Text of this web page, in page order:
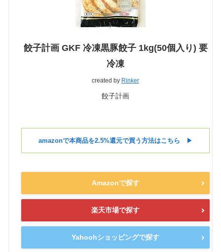
餃子計画 GKF 冷凍黒豚餃子 1kg(50個入り) 要
冷凍
created by Rinker
餃子計画
amazonで本商品を2.5%還元で買う方法はこちら ▶︎
Amazonで探す
楽天市場で探す
Yahoohショッピングで探す